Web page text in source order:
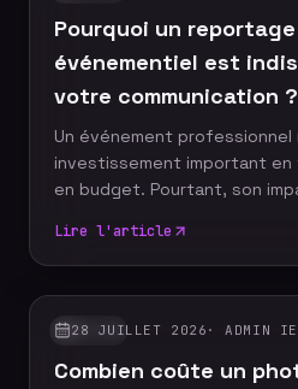
moments incontournables
photo ne devrait manquer.
Pourquoi un
événementiel est
votre communication ?
Un événement
investissement important
en budget. Pourtant, son
photo événementiel, votre
d'images professionnelles
durablement sa
notoriété et valorisent son
événementiel constitue un
Lire l'article
GUIDES
28 JUILLET 2026 ·ADMIN
Combien coûte un